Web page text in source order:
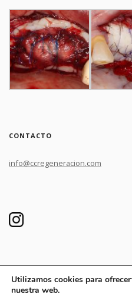
CONTACTO
info@ccregeneracion.com
Aviso Legal y Política de Privacidad
Utilizamos cookies para
nuestra web.